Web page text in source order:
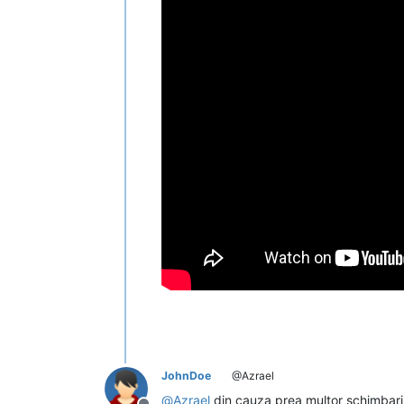
JohnDoe @Azrael
@Azrael din cauza prea multor